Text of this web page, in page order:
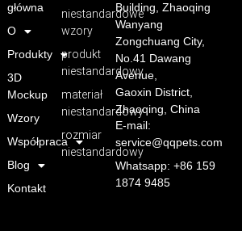
niestandardowe
wzory
produkt
niestandardowy
materiał
niestandardowy
rozmiar
niestandardowy
główna
O
Produkty
3D
Mockup
Wzory
Współpraca
Blog
Kontakt
Building, Zhaoqing
Wanyang
Zongchuang City,
No.41 Dawang
Avenue,
Gaoxin District,
Zhaoqing, China
E-mail:
service@qqpets.com
Whatsapp: +86 159
1874 9485